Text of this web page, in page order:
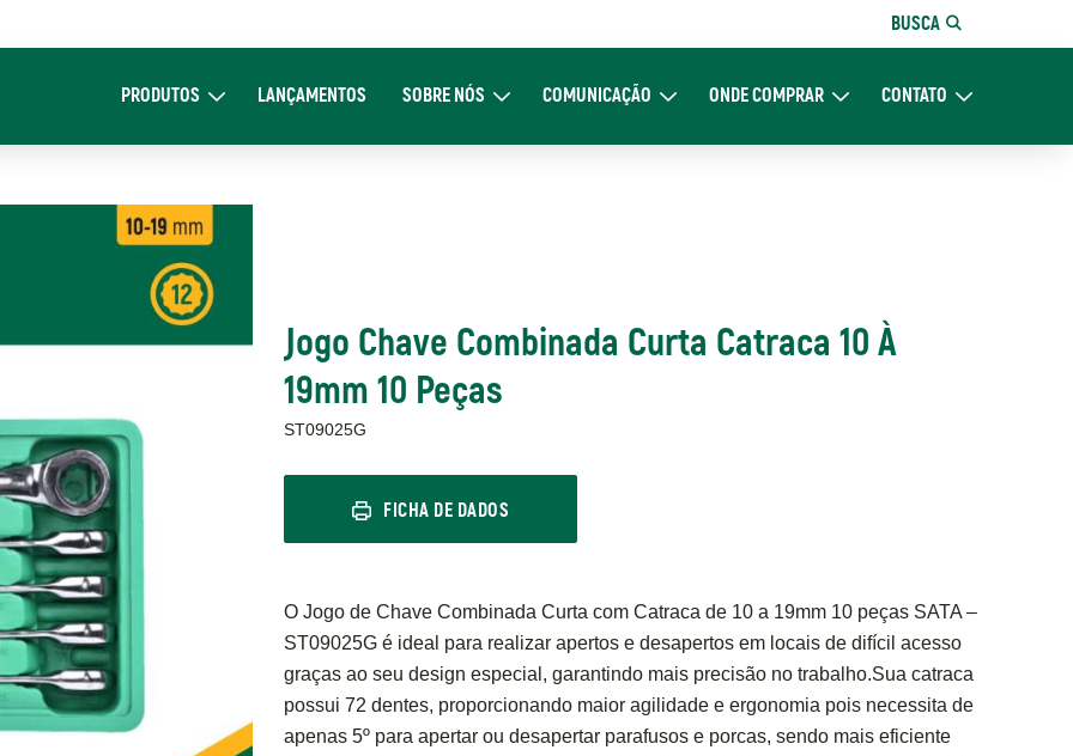
BUSCA
PRODUTOSExpand ProdutosLANÇAMENTOS SOBRE NÓSExpand Sobre NósCOMUNICAÇÃOExpand ComunicaçãoONDE COMPRARExpand Onde Comprar
CONTATOExpand Contato
Jogo Chave Combinada Curta Catraca 10 À
19mm 10 Peças
ST09025G
FICHA DE DADOS
O Jogo de Chave Combinada Curta com Catraca de 10 a 19mm 10 peças SATA –
ST09025G é ideal para realizar apertos e desapertos em locais de difícil acesso
graças ao seu design especial, garantindo mais precisão no trabalho.Sua catraca
possui 72 dentes, proporcionando maior agilidade e ergonomia pois necessita de
apenas 5º para apertar ou desapertar parafusos e porcas, sendo mais eficiente